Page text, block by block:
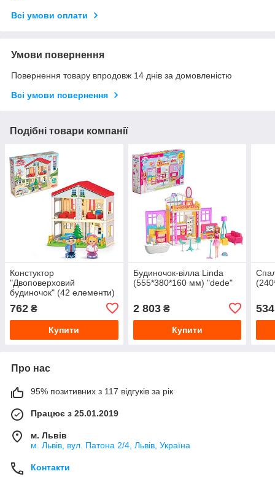
Всі умови оплати
Умови повернення
Повернення товару впродовж 14 днів за домовленістю
Всі умови повернення
Подібні товари компанії
Констуктор
"Двоповерховий
будиночок" (42 елементи)
(495*365*110 мм) "dede"
762 ₴
Купити
Будиночок-вілла Linda
(555*380*160 мм) "dede"
2 803₴
Купити
534
Про нас
95% позитивних з 117 відгуків за рік
Працює з 25.01.2019
м. Львів
м. Львів, вул. Патона 2/4, Львів, Україна
Контакти